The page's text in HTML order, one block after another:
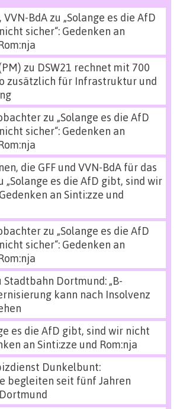
VVN-BdAzu „Solange es die AfD
sicher“: Gedenken an
zu DSW21 rechnet mit 700
zusätzlich für Infrastruktur und
zu „Solange es die AfD
sicher“: Gedenken an
die GFF und VVN-BdA für das
„Solange es die AfD gibt, sind wir
an Sinti:zze und
zu „Solange es die AfD
sicher“: Gedenken an
Stadtbahn Dortmund: „B-
kann nach Insolvenz
es die AfD gibt, sind wir nicht
an Sinti:zze und Rom:nja
Dunkelbunt:
begleiten seit fünf Jahren